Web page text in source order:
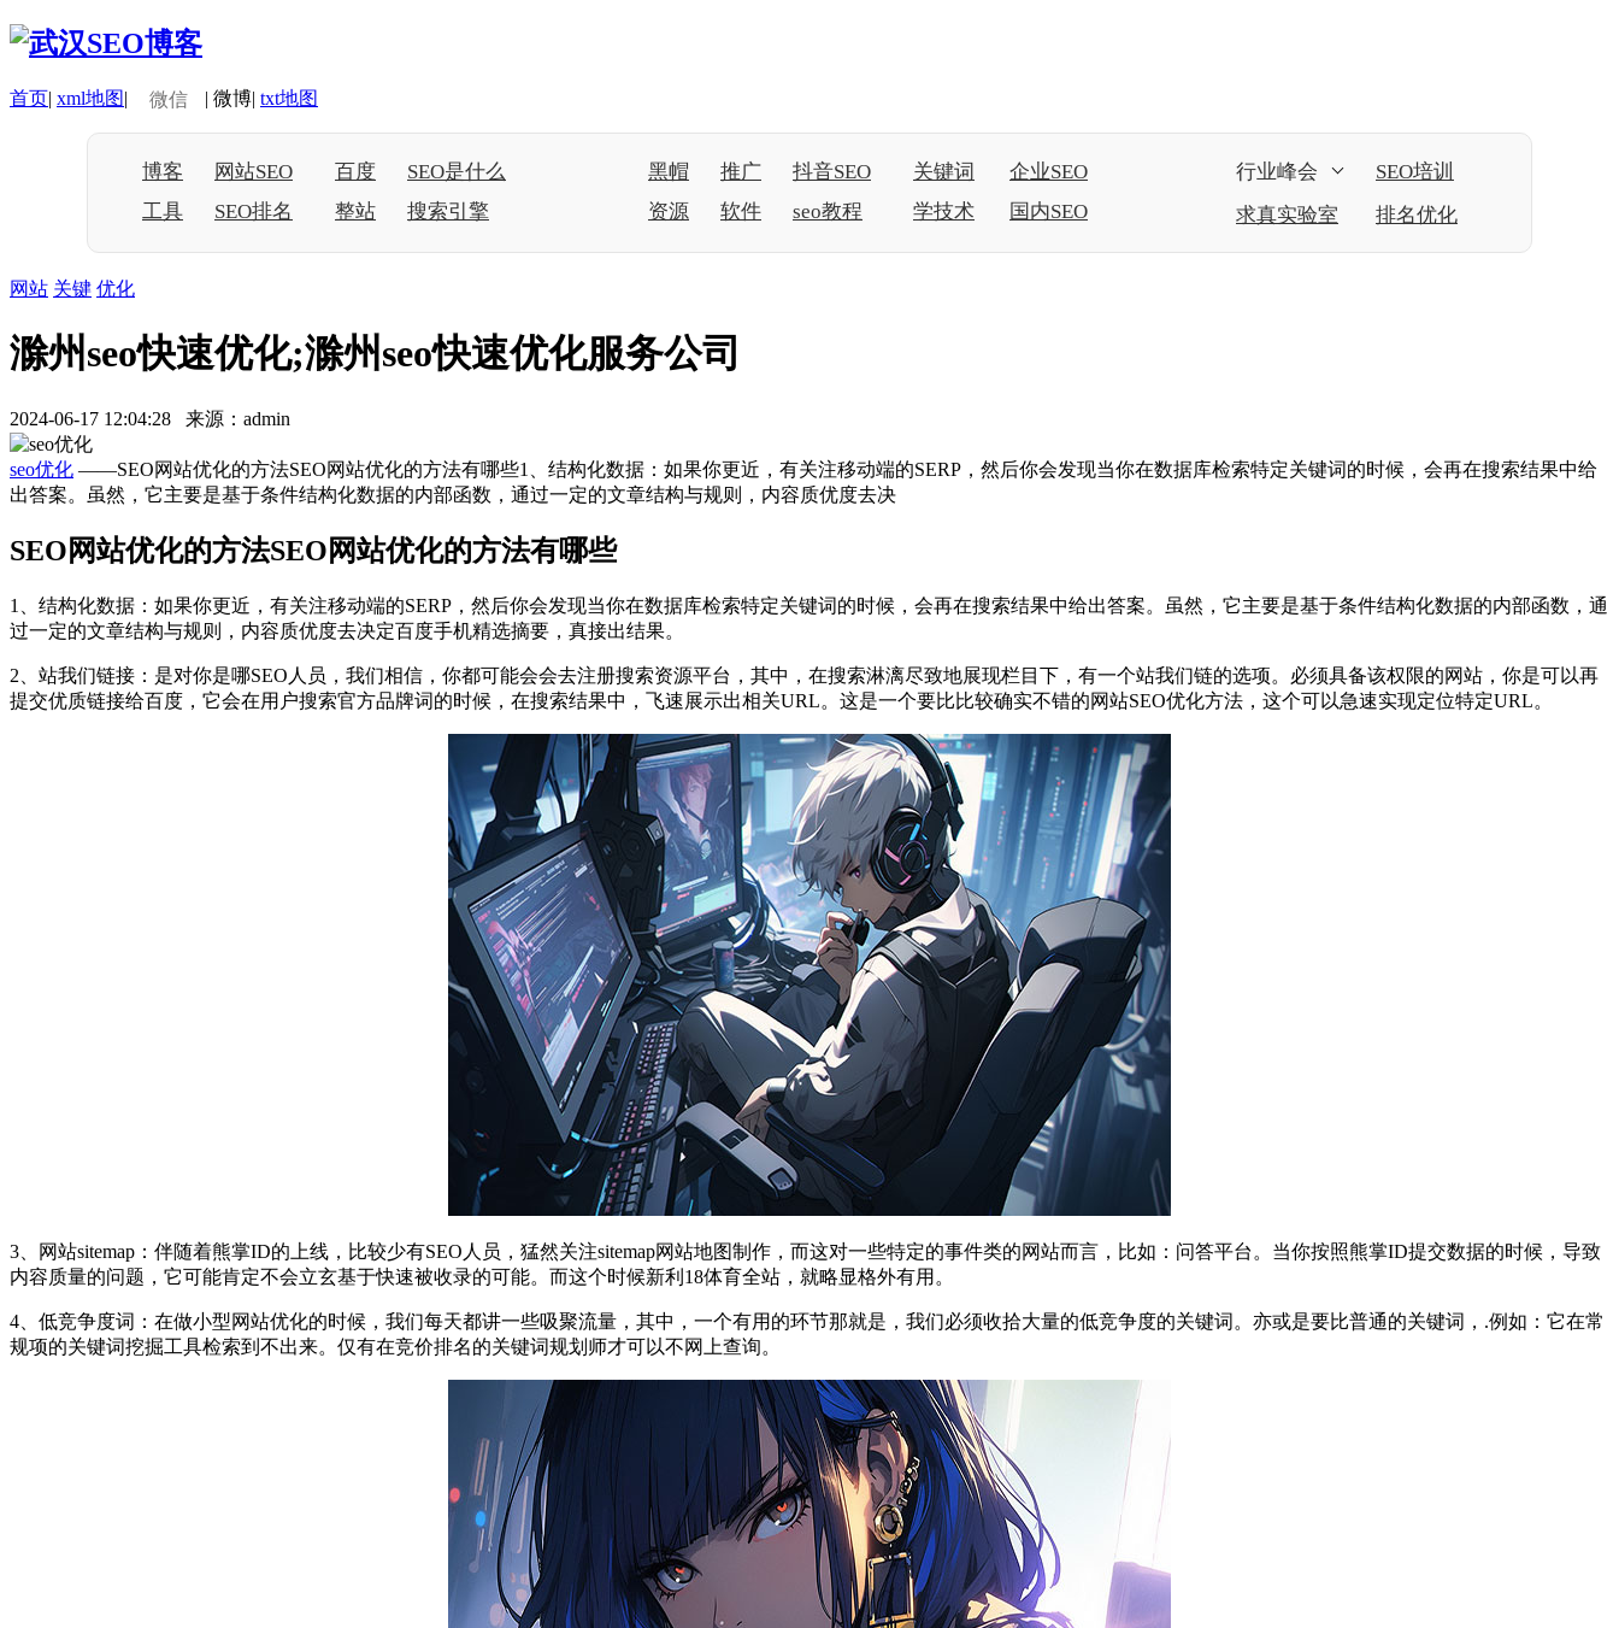
首页| xml地图| 微信 | 微博| txt地图
博客 网站SEO 百度
SEO是什么
工具
SEO排名 整站 搜索引擎
黑帽 推广 抖音SEO 关键词
企业SEO
资源
软件 seo教程 学技术 国内SEO
行业峰会
SEO培训
求真实验室
排名优化
网站 关键 优化
滁州seo快速优化;滁州seo快速优化服务公司
2024-06-17 12:04:28 来源：admin
seo优化 ——SEO网站优化的方法SEO网站优化的方法有哪些1、结构化数据：如果你更近，有关注移动端的SERP，然后你会发现当你在数据库检索特定关键词的时候，会再在搜索结果中给
出答案。虽然，它主要是基于条件结构化数据的内部函数，通过一定的文章结构与规则，内容质优度去决
SEO网站优化的方法SEO网站优化的方法有哪些
1、结构化数据：如果你更近，有关注移动端的SERP，然后你会发现当你在数据库检索特定关键词的时候，会再在搜索结果中给出答案。虽然，它主要是基于条件结构化数据的内部函数，通
过一定的文章结构与规则，内容质优度去决定百度手机精选摘要，真接出结果。
2、站我们链接：是对你是哪SEO人员，我们相信，你都可能会会去注册搜索资源平台，其中，在搜索淋漓尽致地展现栏目下，有一个站我们链的选项。必须具备该权限的网站，你是可以再
提交优质链接给百度，它会在用户搜索官方品牌词的时候，在搜索结果中，飞速展示出相关URL。这是一个要比比较确实不错的网站SEO优化方法，这个可以急速实现定位特定URL。
3、网站sitemap：伴随着熊掌ID的上线，比较少有SEO人员，猛然关注sitemap网站地图制作，而这对一些特定的事件类的网站而言，比如：问答平台。当你按照熊掌ID提交数据的时候，导致
内容质量的问题，它可能肯定不会立玄基于快速被收录的可能。而这个时候新利18体育全站，就略显格外有用。
4、低竞争度词：在做小型网站优化的时候，我们每天都讲一些吸聚流量，其中，一个有用的环节那就是，我们必须收拾大量的低竞争度的关键词。亦或是要比普通的关键词，.例如：它在常
规项的关键词挖掘工具检索到不出来。仅有在竞价排名的关键词规划师才可以不网上查询。